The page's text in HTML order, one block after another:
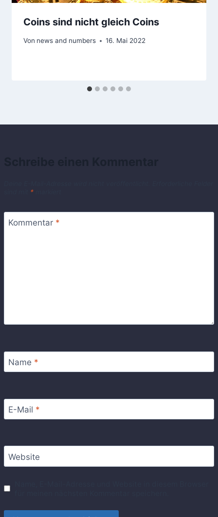
Coins sind nicht gleich Coins
Von news and numbers 16. Mai 2022
*
Kommentar *
Name *
E-Mail *
Website